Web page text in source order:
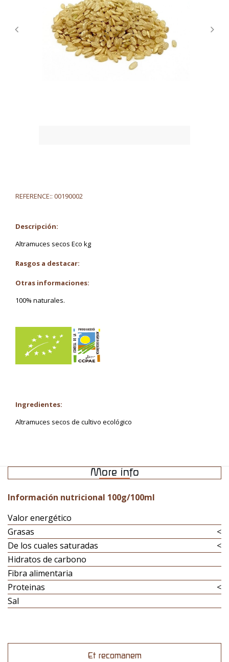
REFERENCE:: 00190002
Descripción:
Altramuces secos Eco kg
Rasgos a destacar:
Otras informaciones:
100% naturales.
Ingredientes:
Altramuces secos de cultivo ecológico
More info
Información nutricional 100g/100ml
Valor energético
Grasas
<
De los cuales saturadas
<
Hidratos de carbono
Fibra alimentaria
Proteinas
<
Sal
Et recomanem